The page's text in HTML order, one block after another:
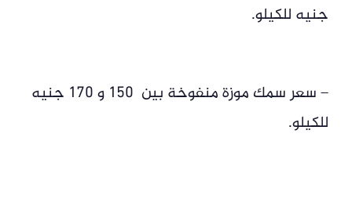
جنيه للكيلو.
– سعر سمك موزة منفوخة بين 150 و 170 جنيه
للكيلو.